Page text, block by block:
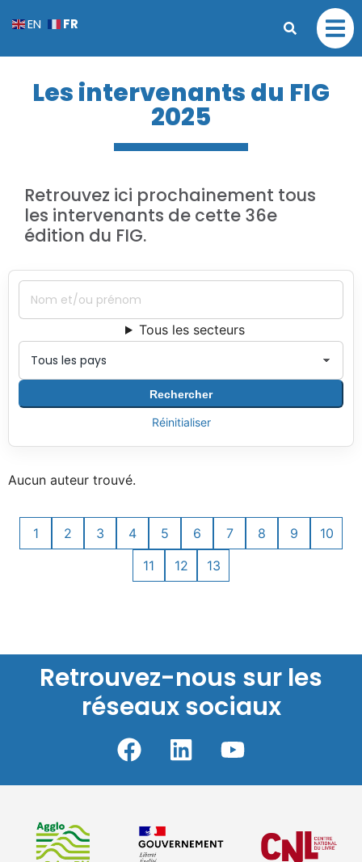
Les intervenants du FIG
2025
Retrouvez ici prochainement tous
les intervenants de cette 36e
édition du FIG.
Tous les secteurs
Rechercher
Réinitialiser
Aucun auteur trouvé.
1 2 3 4 5 6 7 8 9
10
11
12 13
Retrouvez-nous sur les
réseaux sociaux
EN FR